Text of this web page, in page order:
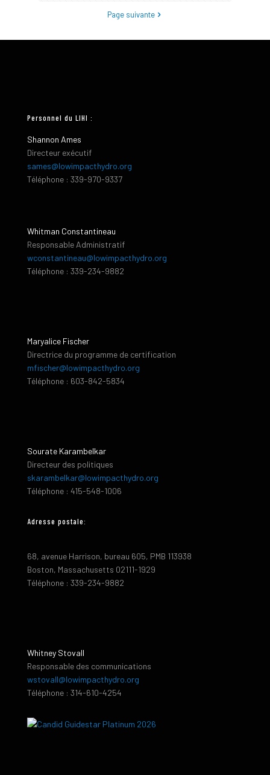
Page suivante
Personnel du LIHI :
Shannon Ames
Directeur exécutif
sames@lowimpacthydro.org
Téléphone : 339-970-9337
Whitman Constantineau
Responsable Administratif
wconstantineau@lowimpacthydro.org
Téléphone : 339-234-9882
Maryalice Fischer
Directrice du programme de certification
mfischer@lowimpacthydro.org
Téléphone : 603-842-5834
Sourate Karambelkar
Directeur des politiques
skarambelkar@lowimpacthydro.org
Téléphone : 415-548-1006
Adresse postale:
68, avenue Harrison, bureau 605, PMB 113938
Boston, Massachusetts 02111-1929
Téléphone : 339-234-9882
Whitney Stovall
Responsable des communications
wstovall@lowimpacthydro.org
Téléphone : 314-610-4254